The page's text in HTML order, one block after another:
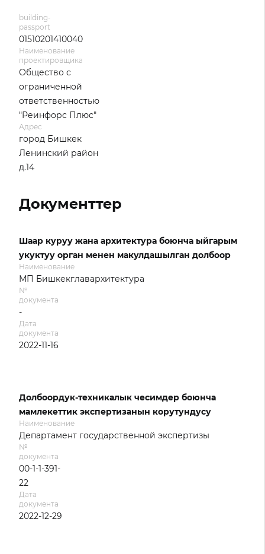
building-
passport
01510201410040
Наименование
проектировщика
Общество с
ограниченной
ответственностью
"Реинфорс Плюс"
Адрес
город Бишкек
Ленинский район
д.14
Документтер
Шаар куруу жана архитектура боюнча ыйгарым
укуктуу орган менен макулдашылган долбоор
Наименование
МП Бишкекглавархитектура
№
документа
-
Дата
документа
2022-11-16
Долбоордук-техникалык чесимдер боюнча
мамлекеттик экспертизанын корутундусу
Наименование
Департамент государственной экспертизы
№
документа
00-1-1-391-
22
Дата
документа
2022-12-29